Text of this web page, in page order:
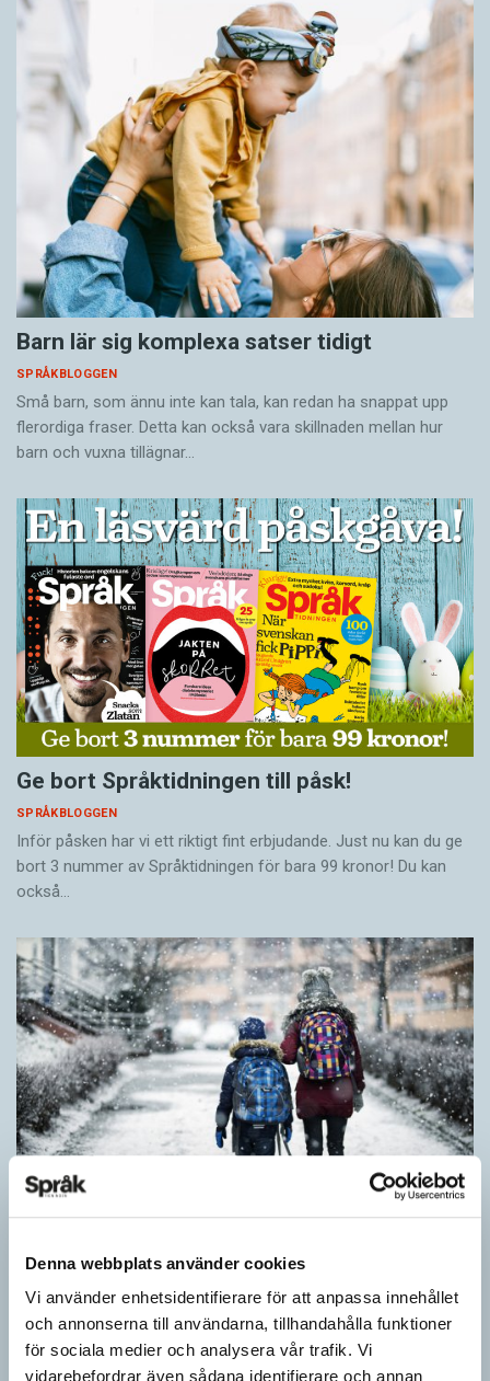
Denna webbplats använder cookies
Vi använder enhetsidentifierare för att anpassa innehållet
och annonserna till användarna, tillhandahålla funktioner
för sociala medier och analysera vår trafik. Vi
vidarebefordrar även sådana identifierare och annan
Barn lär sig komplexa satser tidigt
SPRÅKBLOGGEN
Små barn, som ännu inte kan tala, kan redan ha snappat upp
flerordiga fraser. Detta kan också vara skillnaden mellan hur
barn och vuxna tillägnar…
Ge bort Språktidningen till påsk!
SPRÅKBLOGGEN
Inför påsken har vi ett riktigt fint erbjudande. Just nu kan du ge
bort 3 nummer av Språktidningen för bara 99 kronor! Du kan
också…
Särskolan byter namn
SPRÅKBLOGGEN
Grundsärskola byter namn till anpassad grundskola och
gymnasiesärskolan till anpassad gymnasieskola. En som har